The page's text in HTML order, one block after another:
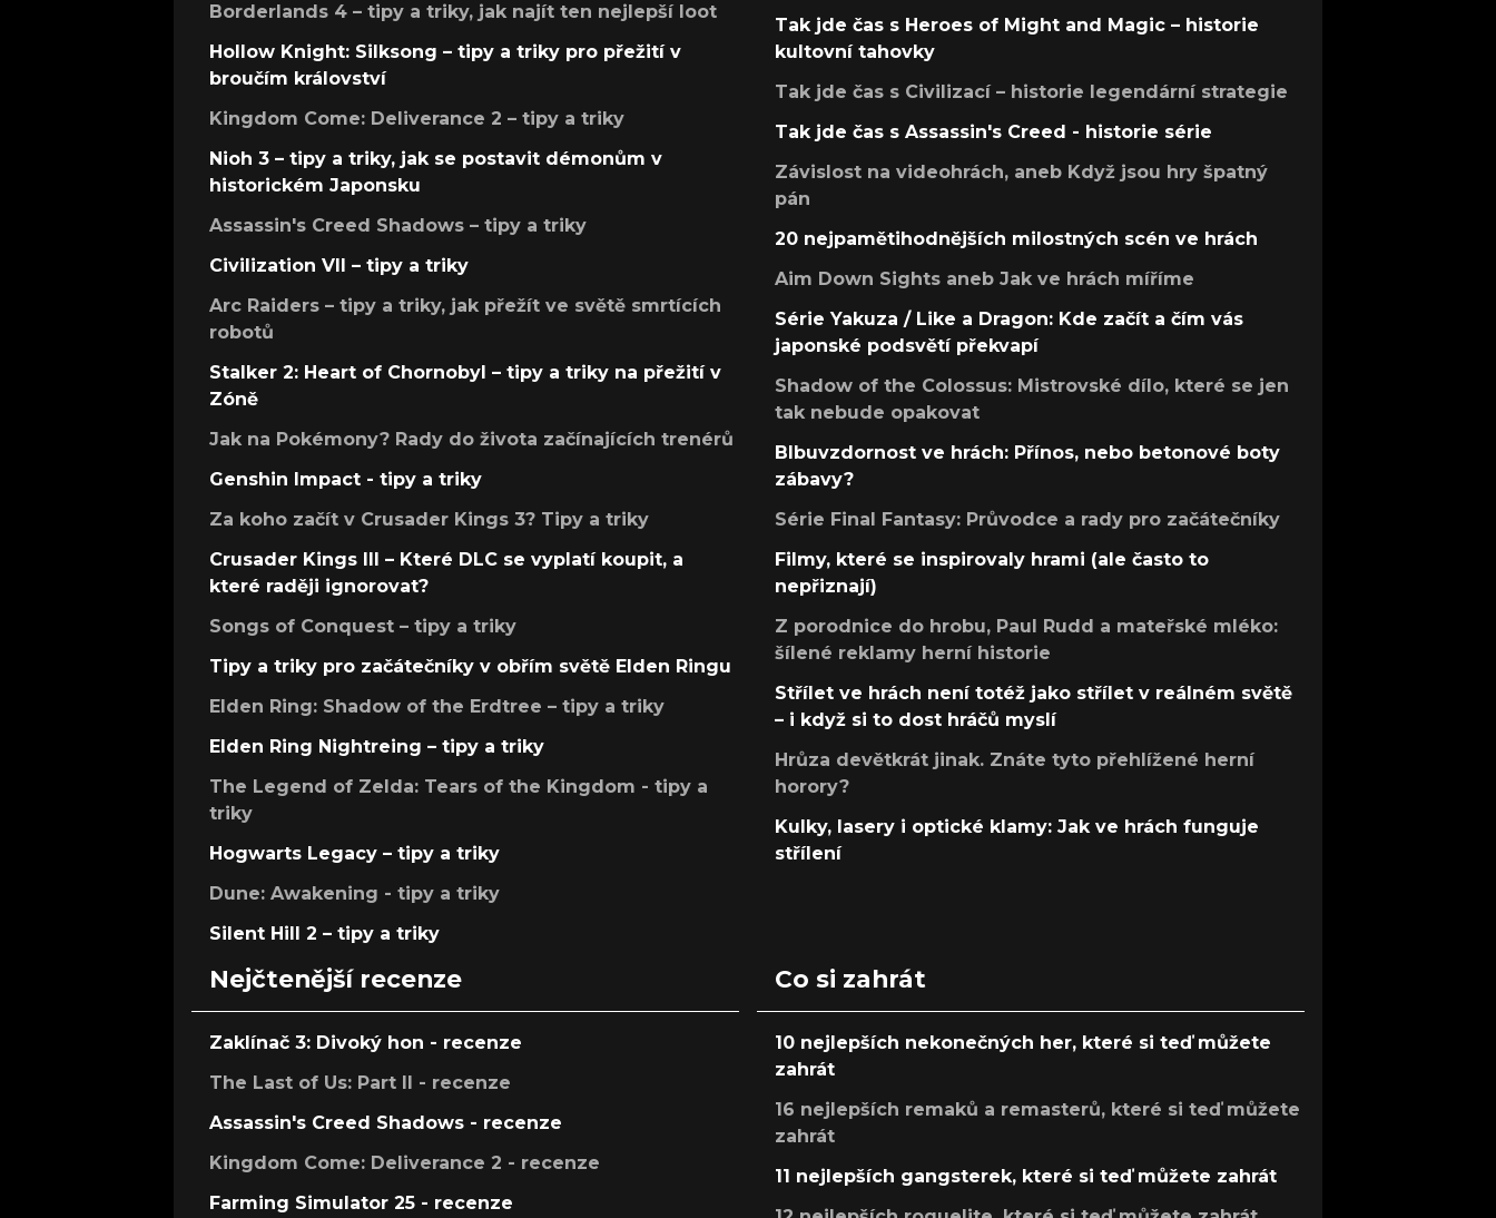
Borderlands 4 – tipy a triky, jak najít ten nejlepší loot
Hollow Knight: Silksong – tipy a triky pro přežití v
broučím království
Kingdom Come: Deliverance 2 – tipy a triky
Nioh 3 – tipy a triky, jak se postavit démonům v
historickém Japonsku
Assassin's Creed Shadows – tipy a triky
Civilization VII – tipy a triky
Arc Raiders – tipy a triky, jak přežít ve světě smrtících
robotů
Stalker 2: Heart of Chornobyl – tipy a triky na přežití v
Zóně
Jak na Pokémony? Rady do života začínajících trenérů
Genshin Impact - tipy a triky
Za koho začít v Crusader Kings 3? Tipy a triky
Crusader Kings III – Které DLC se vyplatí koupit, a
které raději ignorovat?
Songs of Conquest – tipy a triky
Tipy a triky pro začátečníky v obřím světě Elden Ringu
Elden Ring: Shadow of the Erdtree – tipy a triky
Elden Ring Nightreing – tipy a triky
The Legend of Zelda: Tears of the Kingdom - tipy a
triky
Hogwarts Legacy – tipy a triky
Dune: Awakening - tipy a triky
Silent Hill 2 – tipy a triky
Tak jde čas s Heroes of Might and Magic – historie
kultovní tahovky
Tak jde čas s Civilizací – historie legendární strategie
Tak jde čas s Assassin's Creed - historie série
Závislost na videohrách, aneb Když jsou hry špatný
pán
20 nejpamětihodnějších milostných scén ve hrách
Aim Down Sights aneb Jak ve hrách míříme
Série Yakuza / Like a Dragon: Kde začít a čím vás
japonské podsvětí překvapí
Shadow of the Colossus: Mistrovské dílo, které se jen
tak nebude opakovat
Blbuvzdornost ve hrách: Přínos, nebo betonové boty
zábavy?
Série Final Fantasy: Průvodce a rady pro začátečníky
Filmy, které se inspirovaly hrami (ale často to
nepřiznají)
Z porodnice do hrobu, Paul Rudd a mateřské mléko:
šílené reklamy herní historie
Střílet ve hrách není totéž jako střílet v reálném světě
– i když si to dost hráčů myslí
Hrůza devětkrát jinak. Znáte tyto přehlížené herní
horory?
Kulky, lasery i optické klamy: Jak ve hrách funguje
střílení
Nejčtenější recenze
Zaklínač 3: Divoký hon - recenze
The Last of Us: Part II - recenze
Assassin's Creed Shadows - recenze
Kingdom Come: Deliverance 2 - recenze
Farming Simulator 25 - recenze
Co si zahrát
10 nejlepších nekonečných her, které si teď můžete
zahrát
16 nejlepších remaků a remasterů, které si teď můžete
zahrát
11 nejlepších gangsterek, které si teď můžete zahrát